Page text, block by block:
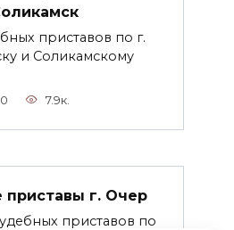
приставов по г.
и Соликамскому
0 7.9к.
приставы г. Очер
приставов по